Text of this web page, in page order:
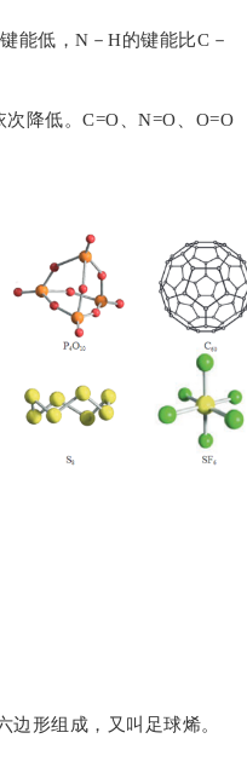
能低，N－H的键能比C－
次降低。C=O 、N=O
O=O
边形组成，又叫足球烯。